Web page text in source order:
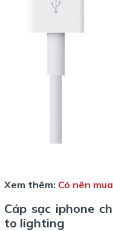
Xem thêm: Có nên
Cáp sạc iphone
to lighting